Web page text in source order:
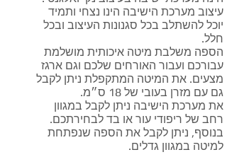
עיצוב מערכת הישיבה הינו נצחי ותמיד
יוכל להשתלב בכל סגנונות העיצוב ובכל
חלל.
הספה משלבת מיטה איכותית מושלמת
עבורכם ועבור האורחים שלכם וגם ארגז
מצעים. את המיטה המתקפלת ניתן לקבל
גם עם מזרן בעובי של 18 ס״מ.
את מערכת הישיבה ניתן לקבל במגוון
רחב של ריפודי עור או בד לבחירתכם.
בנוסף, ניתן לקבל את הספה שנפתחת
למיטה במגוון גדלים.